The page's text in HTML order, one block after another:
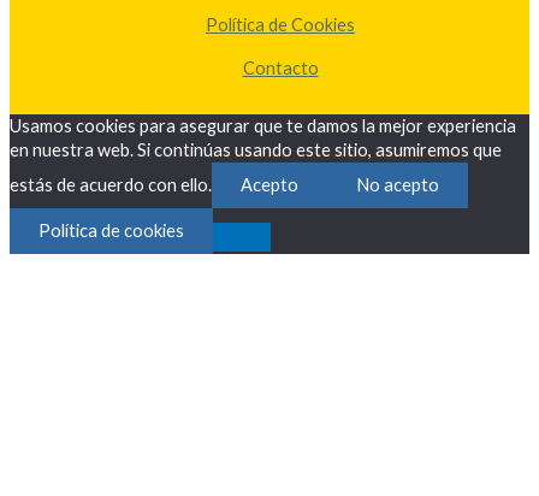
Política de Cookies
Contacto
Usamos cookies para asegurar que te damos la mejor experiencia
en nuestra web. Si continúas usando este sitio, asumiremos que
estás de acuerdo con ello.
Acepto No acepto
Política de cookies